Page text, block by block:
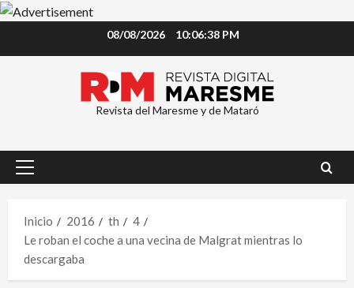
08/08/2026 10:06:39 PM
Revista del Maresme y de Mataró
Menú
Inicio
2016 th
4
Le roban el coche a una vecina de Malgrat mientras lo
descargaba